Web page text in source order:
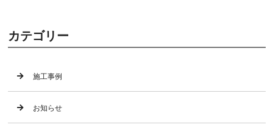
カテゴリー
施工事例
お知らせ